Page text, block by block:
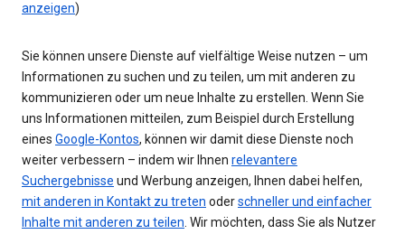
anzeigen)
Sie können unsere Dienste auf vielfältige Weise nutzen – um
Informationen zu suchen und zu teilen, um mit anderen zu
kommunizieren oder um neue Inhalte zu erstellen. Wenn Sie
uns Informationen mitteilen, zum Beispiel durch Erstellung
eines Google-Kontos, können wir damit diese Dienste noch
weiter verbessern – indem wir Ihnen relevantere
Suchergebnisse und Werbung anzeigen, Ihnen dabei helfen,
mit anderen in Kontakt zu treten oderschneller und einfacher
Inhalte mit anderen zu teilen. Wir möchten, dass Sie als Nutzer